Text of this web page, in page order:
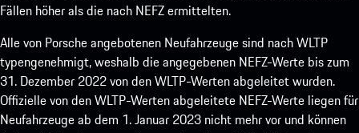
Fällen höher als die nach NEFZ ermittelten.
Alle von Porsche angebotenen Neufahrzeuge sind nach WLTP
typengenehmigt, weshalb die angegebenen NEFZ-Werte bis zum
31. Dezember 2022 von den WLTP-Werten abgeleitet wurden.
Offizielle von den WLTP-Werten abgeleitete NEFZ-Werte liegen für
Neufahrzeuge ab dem 1. Januar 2023 nicht mehr vor und können